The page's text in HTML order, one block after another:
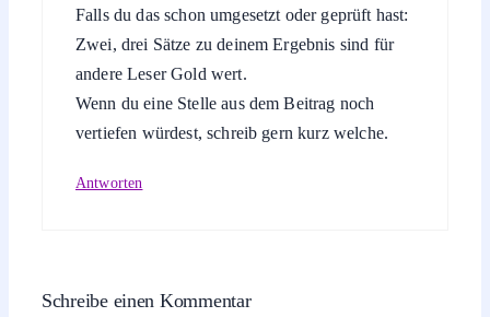
Falls du das schon umgesetzt oder geprüft hast:
Zwei, drei Sätze zu deinem Ergebnis sind für
andere Leser Gold wert.
Wenn du eine Stelle aus dem Beitrag noch
vertiefen würdest, schreib gern kurz welche.
Antworten
Schreibe einen Kommentar